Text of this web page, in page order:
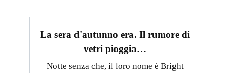
La sera d'autunno era. Il rumore di
vetri pioggia…
Notte senza che, il loro nome è Bright